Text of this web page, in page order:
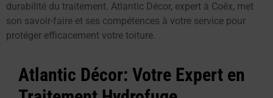
durabilité du traitement. Atlantic Décor, expert à Coëx, met
son savoir-faire et ses compétences à votre service pour
protéger efficacement votre toiture.
Atlantic Décor: Votre Expert en